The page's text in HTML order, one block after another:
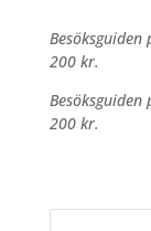
200 kr.
200 kr.